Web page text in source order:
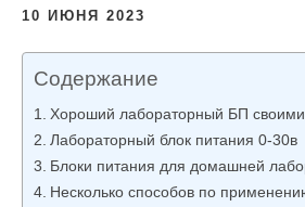
10 ИЮНЯ 2023
Содержание
Хороший лабораторный БП
Лабораторный блок питания 0-30в
Блоки питания для домашней
Несколько способов по